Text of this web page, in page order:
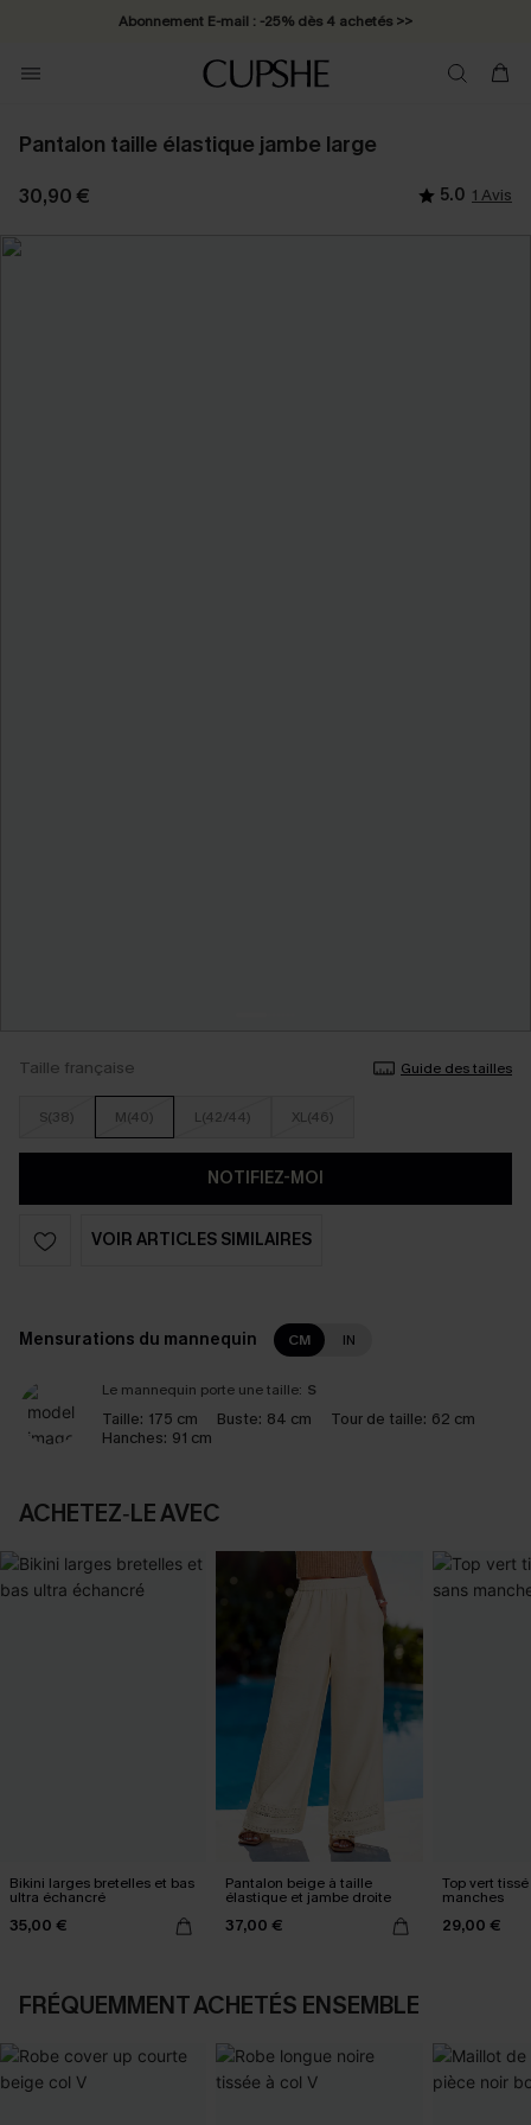
Abonnement E-mail : -25% dès 4 achetés >>
Pantalon taille élastique jambe large
30,90 € 5.0 1 Avis
Taille française Guide des tailles
S(38) M(40) L(42/44) XL(46)
NOTIFIEZ-MOI
VOIR ARTICLES SIMILAIRES
Mensurations du mannequin CM IN
Le mannequin porte une taille: S
Taille: 175 cm Buste: 84 cm Tour de taille: 62 cm
Hanches: 91 cm
ACHETEZ‑LE AVEC
Bikini larges bretelles et bas
ultra échancré
35,00 €
Pantalon beige à taille
élastique et jambe droite
37,00 €
Top vert
manches
29,00 €
FRÉQUEMMENT ACHETÉS ENSEMBLE